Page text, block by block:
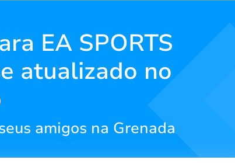
EA SPORTS
atualizado no
amigos na Grenada